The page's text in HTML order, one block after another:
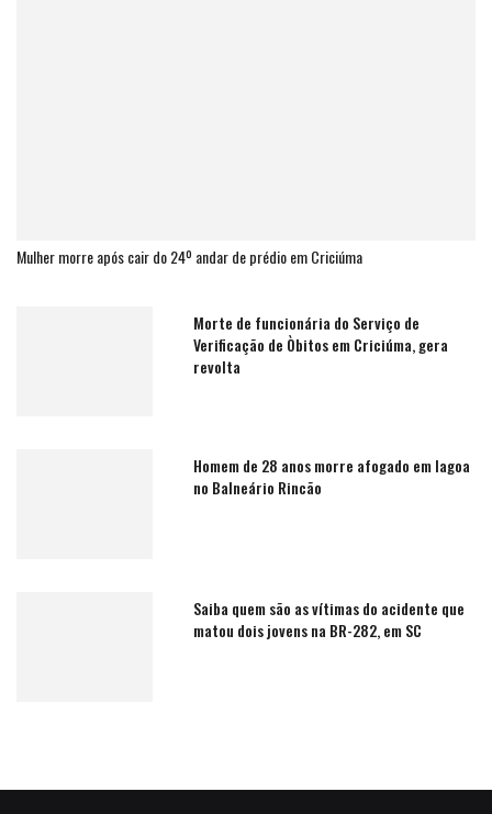
Mulher morre após cair do 24º andar de prédio em Criciúma
Morte de funcionária do Serviço de
Verificação de Òbitos em Criciúma, gera
revolta
Homem de 28 anos morre afogado em lagoa
no Balneário Rincão
Saiba quem são as vítimas do acidente que
matou dois jovens na BR-282, em SC